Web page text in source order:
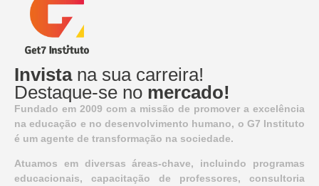
Invistana sua carreira!
Destaque-se no mercado!
Fundado em 2009 com a missão de promover a excelência
na educação e no desenvolvimento humano, o G7 Instituto
é um agente de transformação na sociedade.
Atuamos em diversas áreas-chave, incluindo programas
educacionais, capacitação de professores, consultoria